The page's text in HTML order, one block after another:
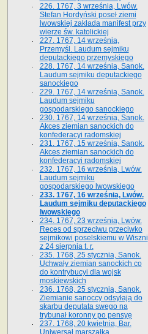
226. 1767, 3 września, Lwów.
Stefan Hordyński poseł ziemi
lwowskiej zakłada manifest przy
wierze św. ka­tolickiej
227. 1767, 14 września,
Przemyśl. Laudum sejmiku
deputackiego przemyskiego
228. 1767, 14 września, Sanok.
Laudum sejmiku deputackiego
sanockiego
229. 1767, 14 września, Sanok.
Laudum sejmiku
gospodarskiego sanockiego
230. 1767, 14 września, Sanok.
Akces ziemian sanockich do
konfederacyi radomskiej
231. 1767, 15 września, Sanok.
Akces ziemian sanockich do
konfederacyi radomskiej
232. 1767, 16 września, Lwów.
Laudum sejmiku
gospodarskiego lwowskiego
233. 1767, 16 września, Lwów.
Laudum sejmiku deputackiego
lwowskiego
234. 1767, 23 września, Lwów.
Reces od sprzeciwu przeciwko
sejmikowi poselskiemu w Wiszni
z 24 sierpnia t. r.
235. 1768, 25 stycznia, Sanok.
Uchwały ziemian sanockich co
do kontrybucyi dla wojsk
moskiewskich
236. 1768, 25 stycznia, Sanok.
Ziemianie sanoccy odsyłają do
skarbu deputata swego na
trybunał koronny po pensyę
237. 1768, 20 kwietnia, Bar.
Uniwersał marszałka